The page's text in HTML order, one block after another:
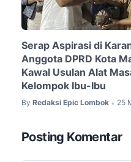
Serap Aspirasi di
Anggota DPRD Kota
Kawal Usulan Alat
Kelompok Ibu-Ibu
By Redaksi Epic Lombok • 25
Posting Komentar